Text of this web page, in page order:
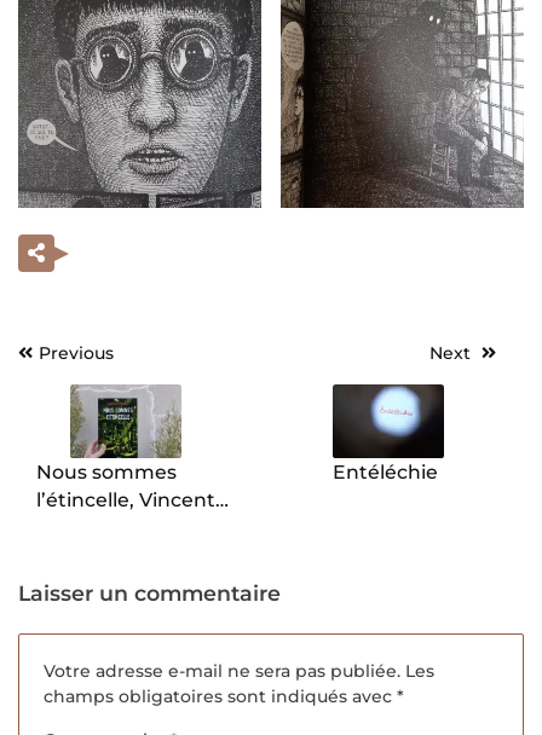
Navigation
l’article
Previous
Nous sommes
l’étincelle, Vincent
Next
Entéléchie
Laisser un commentaire
Votre adresse e-mail ne sera pas publiée. Les
champs obligatoires sont indiqués avec *